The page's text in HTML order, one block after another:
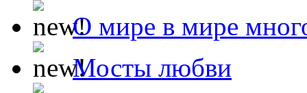
О мире в мире
Мосты любви